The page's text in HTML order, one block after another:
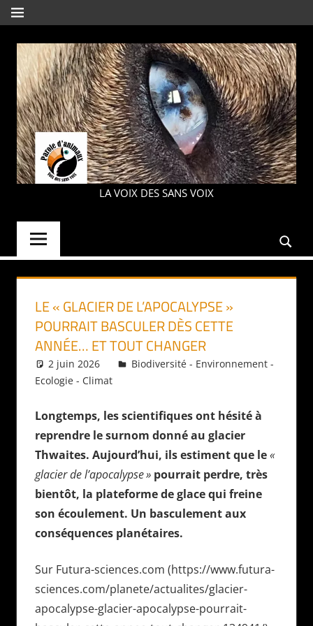
Aller
au
contenu
MENU
PAROLE
LA VOIX DES SANS VOIX
LE « GLACIER DE L’APOCALYPSE »
POURRAIT BASCULER DÈS CETTE
ANNÉE… ET TOUT CHANGER
2 juin 2026 Daniel
Biodiversité - Environnement -
Ecologie - Climat
Longtemps, les scientifiques ont hésité à
reprendre le surnom donné au glacier
Thwaites. Aujourd’hui, ils estiment que le«
glacier de l’apocalypse »pourrait perdre, très
bientôt, la plateforme de glace qui freine
son écoulement. Un basculement aux
conséquences planétaires.
Sur Futura-sciences.com (https://www.futura-
sciences.com/planete/actualites/glacier-
apocalypse-glacier-apocalypse-pourrait-